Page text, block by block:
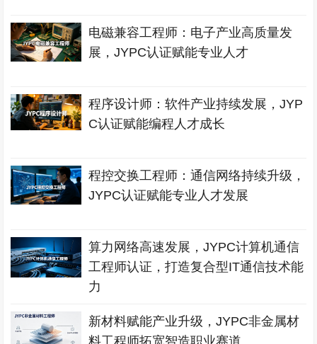
电磁兼容工程师：电子产业高质量发
展，JYPC认证赋能专业人才
程序设计师：软件产业持续发展，JYP
C认证赋能编程人才成长
程控交换工程师：通信网络持续升级，
JYPC认证赋能专业人才发展
算力网络高速发展，JYPC计算机通信
工程师认证，打造复合型IT通信技术能
力
新材料赋能产业升级，JYPC非金属材
料工程师拓宽智造职业赛道